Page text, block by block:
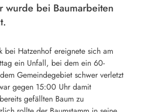
wurde bei Baumarbeiten
bei Hatzenhof ereignete sich am
ein Unfall, bei dem ein 60-
Gemeindegebiet schwer verletzt
gegen 15:00 Uhr damit
gefällten Baum zu